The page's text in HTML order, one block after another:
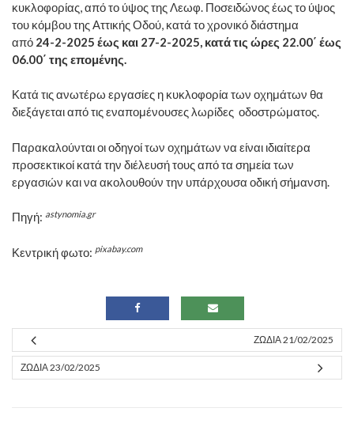
κυκλοφορίας, από το ύψος της Λεωφ. Ποσειδώνος έως το ύψος
του κόμβου της Αττικής Οδού, κατά το χρονικό διάστημα
από 24-2-2025 έως και 27-2-2025, κατά τις ώρες 22.00΄ έως
06.00΄ της επομένης.
Κατά τις ανωτέρω εργασίες η κυκλοφορία των οχημάτων θα
διεξάγεται από τις εναπομένουσες λωρίδες οδοστρώματος.
Παρακαλούνται οι οδηγοί των οχημάτων να είναι ιδιαίτερα
προσεκτικοί κατά την διέλευσή τους από τα σημεία των
εργασιών και να ακολουθούν την υπάρχουσα οδική σήμανση.
Πηγή: astynomia.gr
Κεντρική φωτο: pixabay.com
ΖΏΔΙΑ 21/02/2025
ΖΏΔΙΑ 23/02/2025